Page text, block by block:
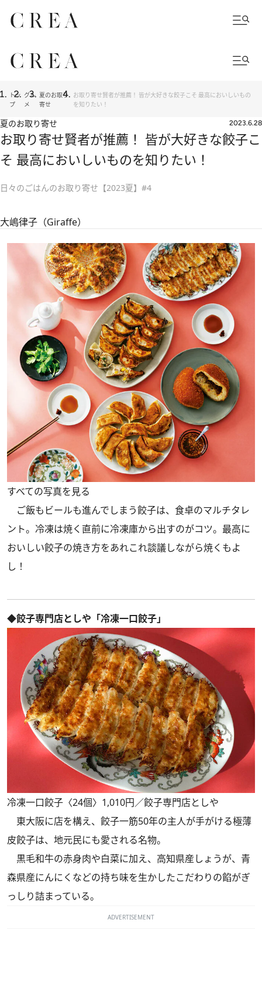
トッ
プ
グル
メ
夏のお取り
寄せ
お取り寄せ賢者が推薦！ 皆が大好きな餃子こそ 最高においしいもの
を知りたい！
夏のお取り寄せ 2023.6.28
お取り寄せ賢者が推薦！ 皆が大好きな餃子こ
そ 最高においしいものを知りたい！
日々のごはんのお取り寄せ【2023夏】#4
大嶋律子（Giraffe）
すべての写真を見る
ご飯もビールも進んでしまう餃子は、食卓のマルチタレ
ント。冷凍は焼く直前に冷凍庫から出すのがコツ。最高に
おいしい餃子の焼き方をあれこれ談議しながら焼くもよ
し！
◆餃子専門店としや「冷凍一口餃子」
冷凍一口餃子〈24個〉1,010円／餃子専門店としや
東大阪に店を構え、餃子一筋50年の主人が手がける極薄
皮餃子は、地元民にも愛される名物。
黒毛和牛の赤身肉や白菜に加え、高知県産しょうが、青
森県産にんにくなどの持ち味を生かしたこだわりの餡がぎ
っしり詰まっている。
ADVERTISEMENT